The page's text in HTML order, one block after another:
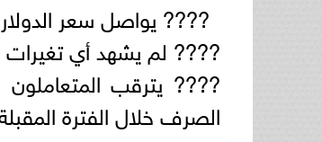
???? يواصل سعر الدولار
???? لم يشهد أي تغيرات
???? يترقب
الصرف خلال الفترة